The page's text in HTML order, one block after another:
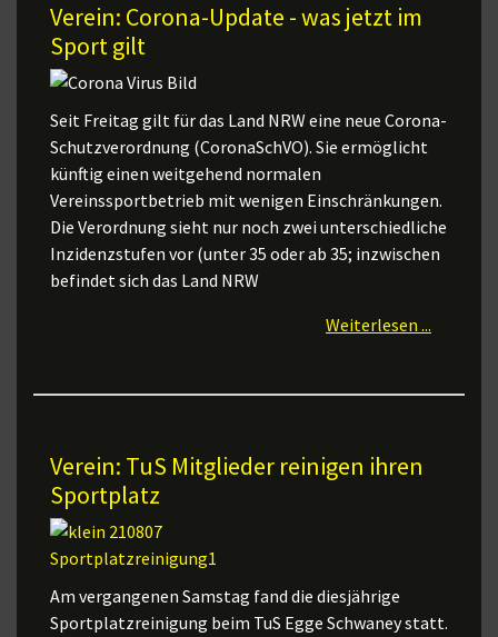
Verein: Corona-Update - was jetzt im
Sport gilt
Seit Freitag gilt für das Land NRW eine neue Corona-
Schutzverordnung (CoronaSchVO). Sie ermöglicht
künftig einen weitgehend normalen
Vereinssportbetrieb mit wenigen Einschränkungen.
Die Verordnung sieht nur noch zwei unterschiedliche
Inzidenzstufen vor (unter 35 oder ab 35; inzwischen
befindet sich das Land NRW
Weiterlesen ...
Verein: TuS Mitglieder reinigen ihren
Sportplatz
Am vergangenen Samstag fand die diesjährige
Sportplatzreinigung beim TuS Egge Schwaney statt.